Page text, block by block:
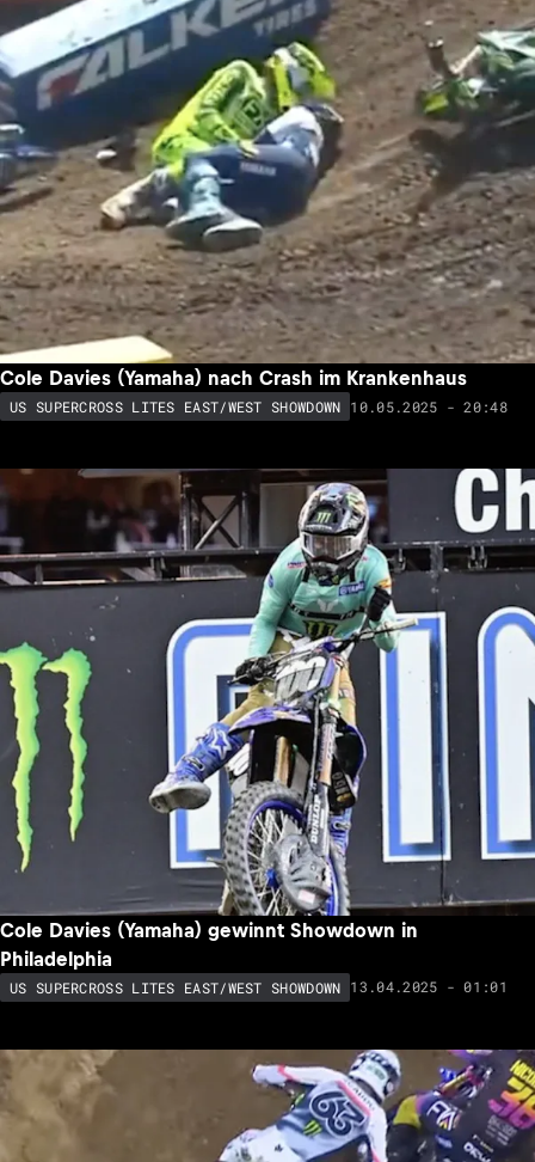
Cole Davies (Yamaha) nach Crash im Krankenhaus
US SUPERCROSS LITES EAST/WEST SHOWDOWN 10.05.2025 - 20:48
Cole Davies (Yamaha) gewinnt Showdown in
Philadelphia
US SUPERCROSS LITES EAST/WEST SHOWDOWN 13.04.2025 - 01:01